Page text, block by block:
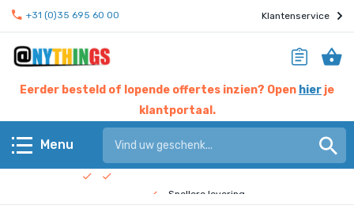
+31 (0)35 695 60 00 Klantenservice
Eerder besteld of lopende offertes inzien? Open hier je
klantportaal.
Menu
Hier werken experts voor jou
Snellere levering